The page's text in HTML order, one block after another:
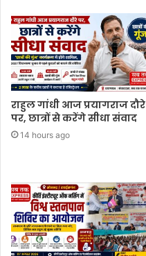
राहुल गांधी आज प्रयागराज दौरे
पर, छात्रों से करेंगे सीधा संवाद
14 hours ago